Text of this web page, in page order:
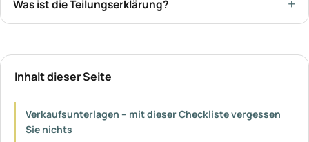
Was ist die Teilungserklärung?
Inhalt dieser Seite
Verkaufsunterlagen – mit dieser Checkliste vergessen
Sie nichts